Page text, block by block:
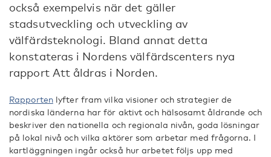
också exempelvis när det gäller
stadsutveckling och utveckling av
välfärdsteknologi. Bland annat detta
konstateras i Nordens välfärdscenters nya
rapport Att åldras i Norden.
Rapportenlyfter fram vilka visioner och strategier de
nordiska länderna har för aktivt och hälsosamt åldrande och
beskriver den nationella och regionala nivån, goda lösningar
på lokal nivå och vilka aktörer som arbetar med frågorna. I
kartläggningen ingår också hur arbetet följs upp med